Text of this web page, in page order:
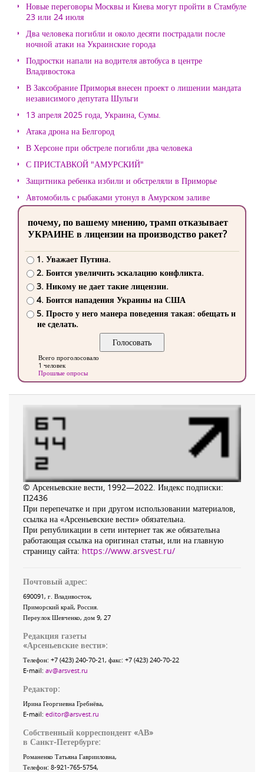
Новые переговоры Москвы и Киева могут пройти в Стамбуле
23 или 24 июля
Два человека погибли и около десяти пострадали после
ночной атаки на Украинские города
Подростки напали на водителя автобуса в центре
Владивостока
В Заксобрание Приморья внесен проект о лишении мандата
независимого депутата Шульги
13 апреля 2025 года, Украина, Сумы.
Атака дрона на Белгород
В Херсоне при обстреле погибли два человека
С ПРИСТАВКОЙ "АМУРСКИЙ"
Защитника ребенка избили и обстреляли в Приморье
Автомобиль с рыбаками утонул в Амурском заливе
почему, по вашему мнению, трамп отказывает
УКРАИНЕ в лицензии на производство ракет?
1. Уважает Путина.
2. Боится увеличить эскалацию конфликта.
3. Никому не дает такие лицензии.
4. Боится нападения Украины на США
5. Просто у него манера поведения такая: обещать и
не сделать.
Всего проголосовало
1 человек
Прошлые опросы
© Арсеньевские вести, 1992—2022. Индекс подписки:
П2436
При перепечатке и при другом использовании материалов,
ссылка на «Арсеньевские вести» обязательна.
При републикации в сети интернет так же обязательна
работающая ссылка на оригинал статьи, или на главную
страницу сайта: https://www.arsvest.ru/
Почтовый адрес:
690091, г. Владивосток,
Приморский край, Россия
Переулок Шевченко, дом 9, 27
Редакция газеты
«Арсеньевские вести»:
Телефон: +7 (423) 240-70-21, факс: +7 (423) 240-70-22
E-mail: av@arsvest.ru
Редактор:
Ирина Георгиевна Гребнёва,
E-mail: editor@arsvest.ru
Собственный корреспондент «АВ»
в Санкт-Петербурге:
Романенко Татьяна Гаврииловна,
Телефон: 8-921-765-5754,